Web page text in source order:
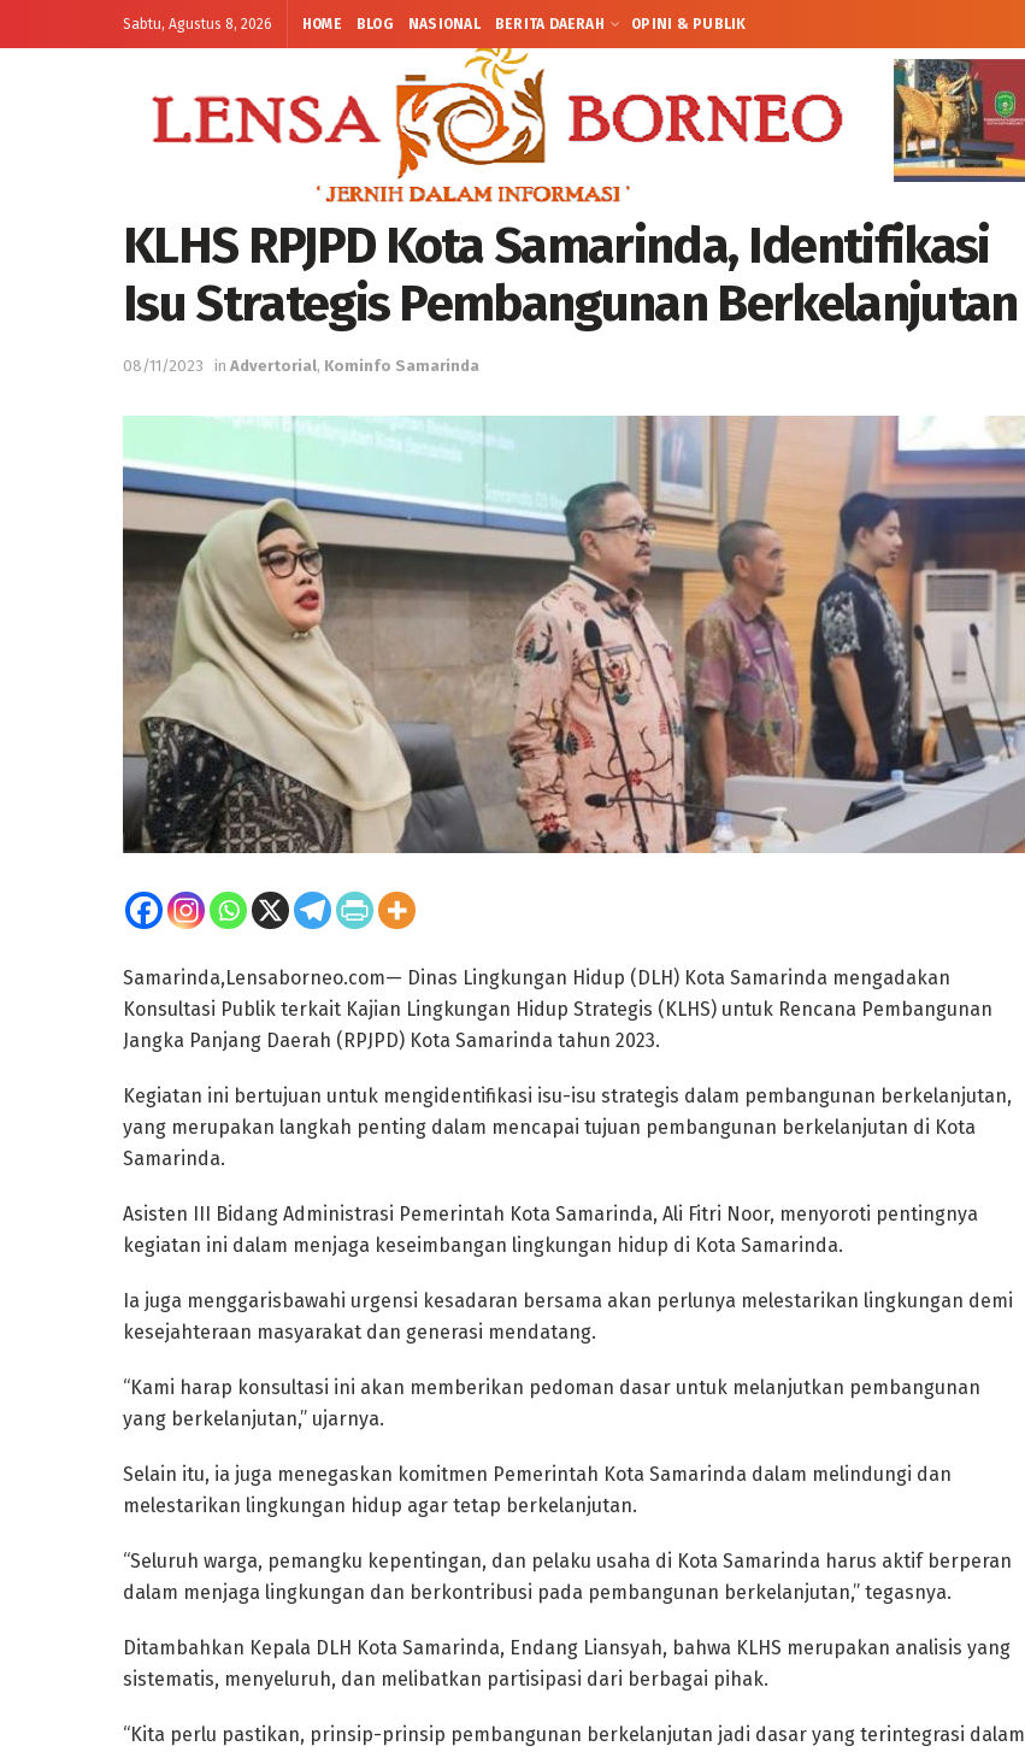
Sabtu, Agustus 8, 2026 HOME BLOG NASIONAL BERITA DAERAH OPINI & PUBLIK
KLHS RPJPD Kota Samarinda, Identifikasi
Isu Strategis Pembangunan Berkelanjutan
08/11/2023 in Advertorial, Kominfo Samarinda
Samarinda,Lensaborneo.com— Dinas Lingkungan Hidup (DLH) Kota Samarinda mengadakan
Konsultasi Publik terkait Kajian Lingkungan Hidup Strategis (KLHS) untuk Rencana Pembangunan
Jangka Panjang Daerah (RPJPD) Kota Samarinda tahun 2023.
Kegiatan ini bertujuan untuk mengidentifikasi isu-isu strategis dalam pembangunan berkelanjutan,
yang merupakan langkah penting dalam mencapai tujuan pembangunan berkelanjutan di Kota
Samarinda.
Asisten III Bidang Administrasi Pemerintah Kota Samarinda, Ali Fitri Noor, menyoroti pentingnya
kegiatan ini dalam menjaga keseimbangan lingkungan hidup di Kota Samarinda.
Ia juga menggarisbawahi urgensi kesadaran bersama akan perlunya melestarikan lingkungan demi
kesejahteraan masyarakat dan generasi mendatang.
“Kami harap konsultasi ini akan memberikan pedoman dasar untuk melanjutkan pembangunan
yang berkelanjutan,” ujarnya.
Selain itu, ia juga menegaskan komitmen Pemerintah Kota Samarinda dalam melindungi dan
melestarikan lingkungan hidup agar tetap berkelanjutan.
“Seluruh warga, pemangku kepentingan, dan pelaku usaha di Kota Samarinda harus aktif berperan
dalam menjaga lingkungan dan berkontribusi pada pembangunan berkelanjutan,” tegasnya.
Ditambahkan Kepala DLH Kota Samarinda, Endang Liansyah, bahwa KLHS merupakan analisis yang
sistematis, menyeluruh, dan melibatkan partisipasi dari berbagai pihak.
“Kita perlu pastikan, prinsip-prinsip pembangunan berkelanjutan jadi dasar yang terintegrasi dalam